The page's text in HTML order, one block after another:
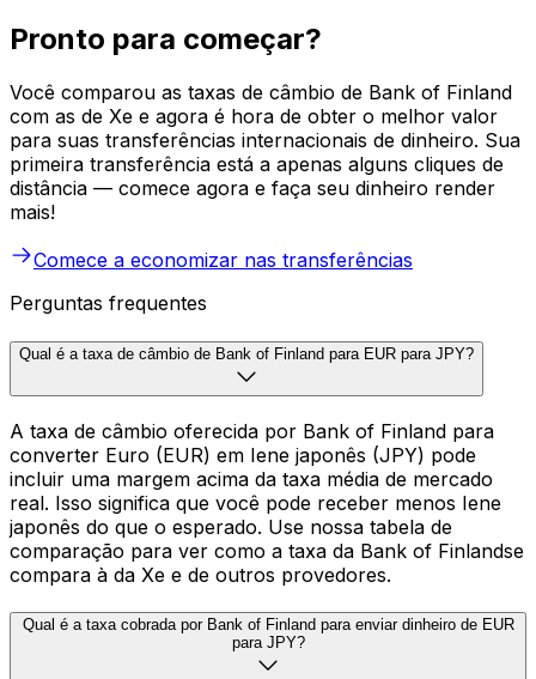
Pronto para começar?
Você comparou as taxas de câmbio de Bank of Finland
com as de Xe e agora é hora de obter o melhor valor
para suas transferências internacionais de dinheiro. Sua
primeira transferência está a apenas alguns cliques de
distância — comece agora e faça seu dinheiro render
mais!
Comece a economizar nas transferências
Perguntas frequentes
Qual é a taxa de câmbio de Bank of Finland para EUR para JPY?
A taxa de câmbio oferecida por Bank of Finland para
converter Euro (EUR) em Iene japonês (JPY) pode
incluir uma margem acima da taxa média de mercado
real. Isso significa que você pode receber menos Iene
japonês do que o esperado. Use nossa tabela de
comparação para ver como a taxa da Bank of Finlandse
compara à da Xe e de outros provedores.
Qual é a taxa cobrada por Bank of Finland para enviar dinheiro de EUR
para JPY?